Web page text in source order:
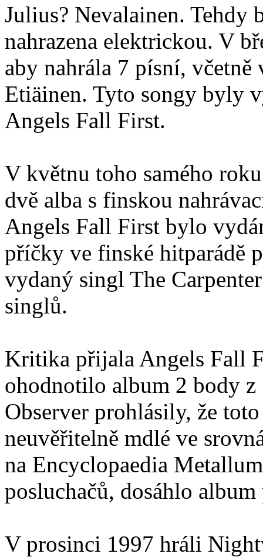
Julius? Nevalainen. Tehdy
nahrazena elektrickou. V
aby nahrála 7 písní, včetně
Etiäinen. Tyto songy byly
Angels Fall First.
V květnu toho samého
dvě alba s finskou
Angels Fall First bylo
příčky ve finské hitparádě
vydaný singl The
singlů.
Kritika přijala Angels Fall
ohodnotilo album 2 body
Observer prohlásily, že
neuvěřitelně mdlé ve
na Encyclopaedia
posluchačů, dosáhlo
V prosinci 1997 hráli